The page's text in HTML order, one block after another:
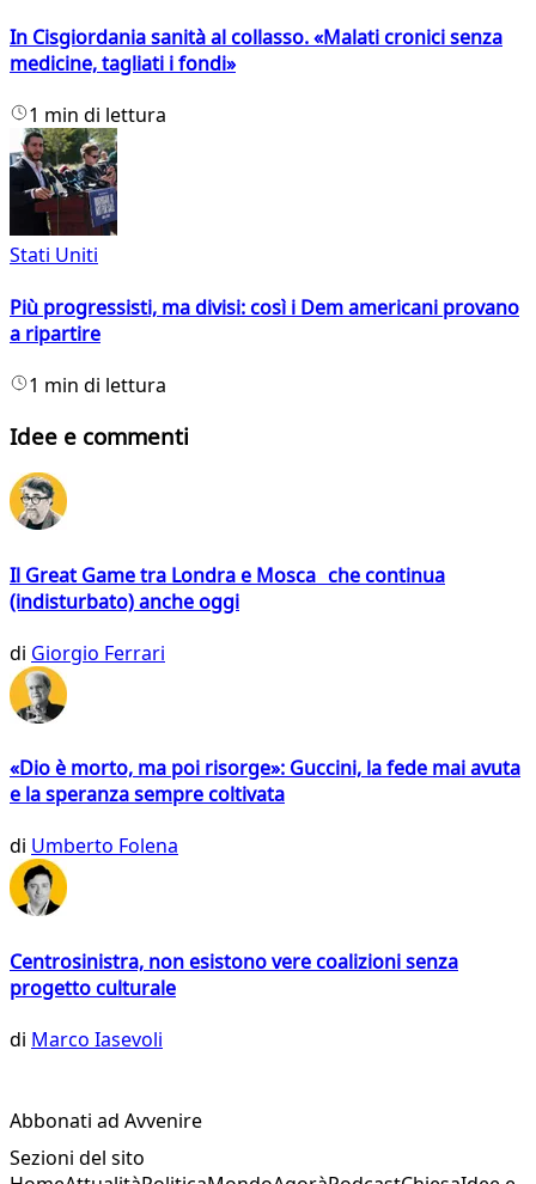
In Cisgiordania sanità al collasso. «Malati cronici senza
medicine, tagliati i fondi»
1 min di lettura
Stati Uniti
Più progressisti, ma divisi: così i Dem americani provano
a ripartire
1 min di lettura
Idee e commenti
Il Great Game tra Londra e Mosca che continua
(indisturbato) anche oggi
di Giorgio Ferrari
«Dio è morto, ma poi risorge»: Guccini, la fede mai avuta
e la speranza sempre coltivata
di Umberto Folena
Centrosinistra, non esistono vere coalizioni senza
progetto culturale
di Marco Iasevoli
Abbonati ad Avvenire
Sezioni del sito